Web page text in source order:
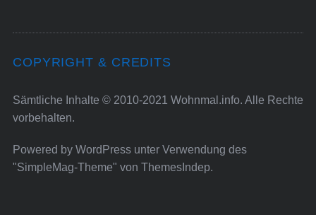
COPYRIGHT & CREDITS
Sämtliche Inhalte © 2010-2021 Wohnmal.info. Alle Rechte
vorbehalten.
Powered by WordPressunter Verwendung des
"SimpleMag-Theme" von ThemesIndep.